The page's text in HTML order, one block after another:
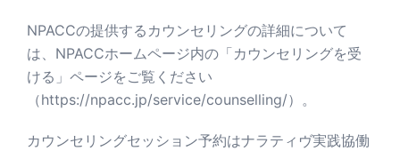
NPACCの提供するカウンセリングの詳細について
は、NPACCホームページ内の「カウンセリングを受
ける」ページをご覧ください
（https://npacc.jp/service/counselling/）。
カウンセリングセッション予約はナラティヴ実践協働